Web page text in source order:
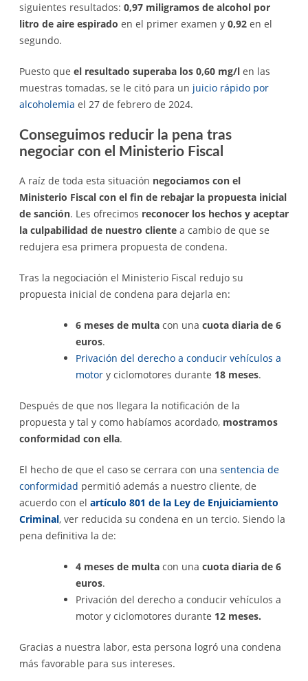
siguientes resultados: 0,97 miligramos de alcohol por
litro de aire espirado en el primer examen y 0,92 en el
segundo.
Puesto que el resultado superaba los 0,60 mg/l en las
muestras tomadas, se le citó para un juicio rápido por
alcoholemia el 27 de febrero de 2024.
Conseguimos reducir la pena tras
negociar con el Ministerio Fiscal
A raíz de toda esta situación negociamos con el
Ministerio Fiscal con el fin de rebajar la propuesta inicial
de sanción. Les ofrecimos reconocer los hechos y aceptar
la culpabilidad de nuestro cliente a cambio de que se
redujera esa primera propuesta de condena.
Tras la negociación el Ministerio Fiscal redujo su
propuesta inicial de condena para dejarla en:
6 meses de multa con una cuota diaria de 6
euros.
Privación del derecho a conducir vehículos a
motor y ciclomotores durante 18 meses.
Después de que nos llegara la notificación de la
propuesta y tal y como habíamos acordado, mostramos
conformidad con ella.
El hecho de que el caso se cerrara con una sentencia de
conformidad permitió además a nuestro cliente, de
acuerdo con el artículo 801 de la Ley de Enjuiciamiento
Criminal, ver reducida su condena en un tercio. Siendo la
pena definitiva la de:
4 meses de multa con una cuota diaria de 6
euros.
Privación del derecho a conducir vehículos a
motor y ciclomotores durante 12 meses.
Gracias a nuestra labor, esta persona logró una condena
más favorable para sus intereses.